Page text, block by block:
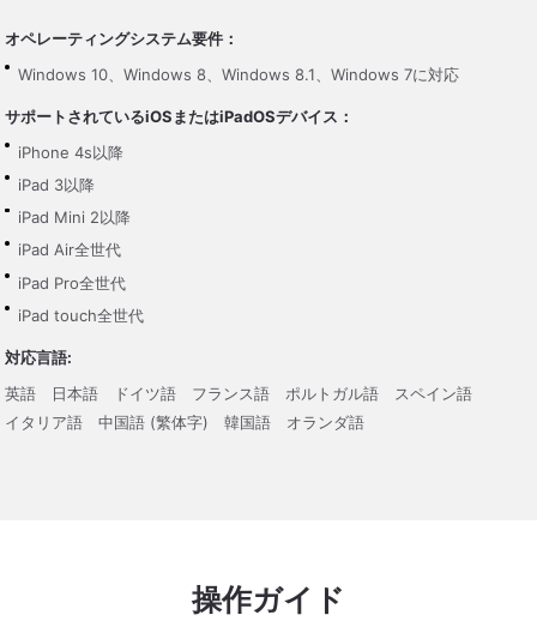
オペレーティングシステム要件：
Windows 10、Windows 8、Windows 8.1、Windows 7に対応
サポートされているiOSまたはiPadOSデバイス：
iPhone 4s以降
iPad 3以降
iPad Mini 2以降
iPad Air全世代
iPad Pro全世代
iPad touch全世代
対応言語:
英語
日本語 ドイツ語 フランス語 ポルトガル語
スペイン語
イタリア語
中国語 (繁体字) 韓国語 オランダ語
操作ガイド